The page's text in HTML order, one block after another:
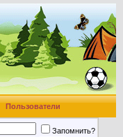
Пользователи
Запомнить?